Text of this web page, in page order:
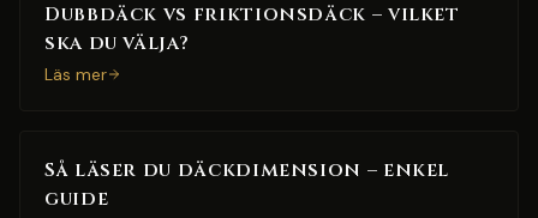
Dubbdäck vs friktionsdäck – vilket
ska du välja?
Läs mer
Så läser du däckdimension – enkel
guide